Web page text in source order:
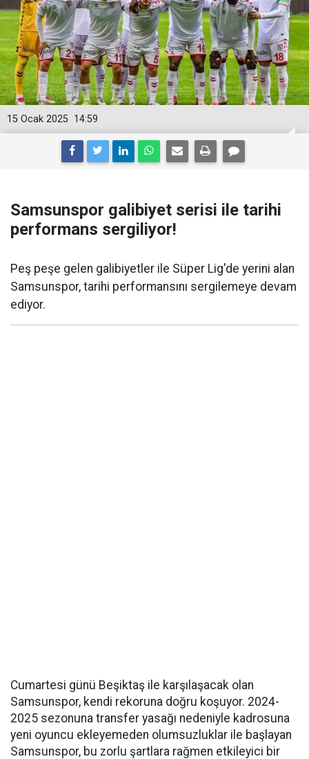
14:59
15 Ocak 2025
Samsunspor galibiyet serisi ile tarihi
performans sergiliyor!
Peş peşe gelen galibiyetler ile Süper Lig'de yerini alan
Samsunspor, tarihi performansını sergilemeye devam
ediyor.
Cumartesi günü Beşiktaş ile karşılaşacak olan
Samsunspor, kendi rekoruna doğru koşuyor. 2024-
2025 sezonuna transfer yasağı nedeniyle kadrosuna
yeni oyuncu ekleyemeden olumsuzluklar ile başlayan
Samsunspor, bu zorlu şartlara rağmen etkileyici bir